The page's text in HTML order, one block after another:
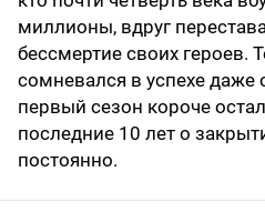
миллионы, вдруг
бессмертие своих героев.
сомневался в успехе даже
первый сезон короче
последние 10 лет о
постоянно.